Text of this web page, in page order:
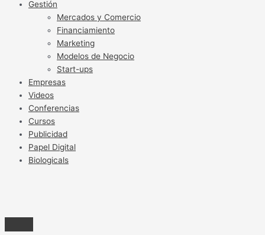
Gestión
Mercados y Comercio
Financiamiento
Marketing
Modelos de Negocio
Start-ups
Empresas
Videos
Conferencias
Cursos
Publicidad
Papel Digital
Biologicals